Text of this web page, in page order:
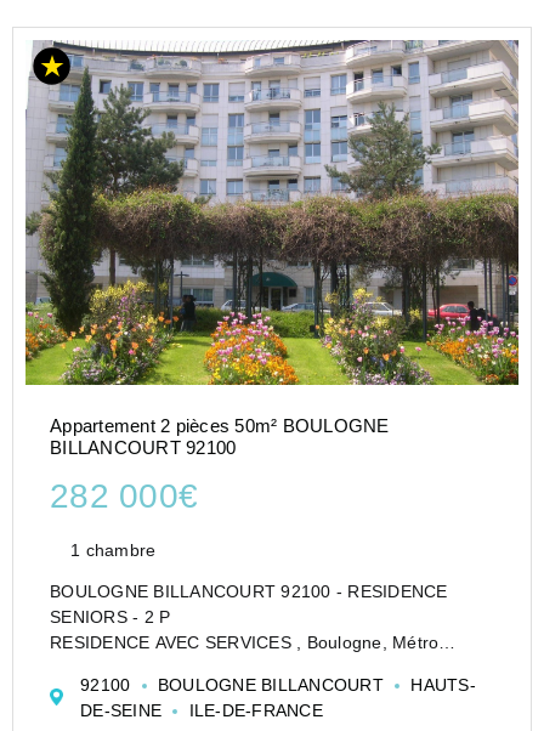
Appartement 2 pièces 50m² BOULOGNE
BILLANCOURT 92100
282 000€
1 chambre
BOULOGNE BILLANCOURT 92100 - RESIDENCE
SENIORS - 2 P
RESIDENCE AVEC SERVICES , Boulogne, Métro
HESPERIDES BOULOGNE, non médicalisée pour
seniors autonomes et valides (sécurité 24h/24 +
92100 BOULOGNE BILLANCOURT
HAUTS-
DE-SEINE
ILE-DE-FRANCE